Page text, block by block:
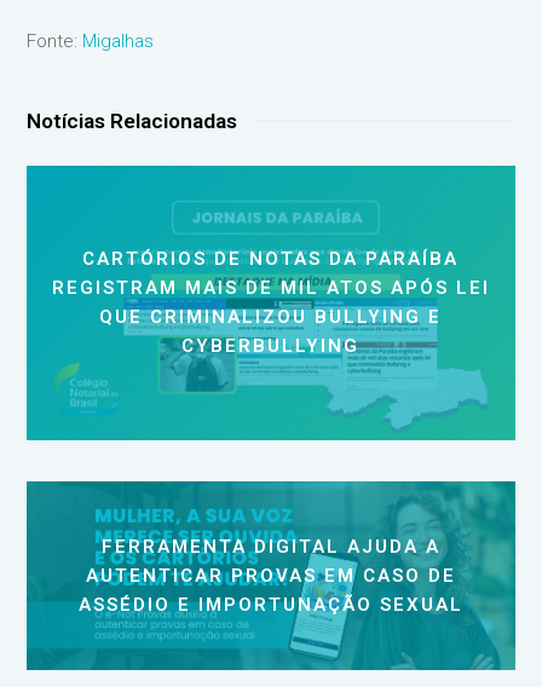
Fonte: Migalhas
Notícias Relacionadas
CARTÓRIOS DE NOTAS DA PARAÍBA
REGISTRAM MAIS DE MIL ATOS APÓS LEI
QUE CRIMINALIZOU BULLYING E
CYBERBULLYING
FERRAMENTA DIGITAL AJUDA A
AUTENTICAR PROVAS EM CASO DE
ASSÉDIO E IMPORTUNAÇÃO SEXUAL